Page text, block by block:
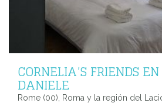
CORNELIA’S FRIENDS
DANIELE
Rome (00), Roma y la región del